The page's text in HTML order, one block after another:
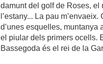
damunt del golf de Roses, el
l’estany... La pau
d’unes esquelles, muntanya
el piular dels primers ocells.
Bassegoda és el rei de la